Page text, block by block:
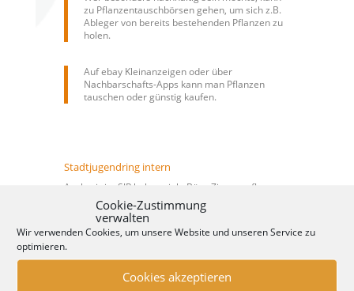
Cookie-Zustimmung
verwalten
Wir verwenden Cookies, um unsere Website und unseren Service zu
optimieren.
Cookies akzeptieren
zu Pflanzentauschbörsen gehen, um sich z.B.
Ableger von bereits bestehenden Pflanzen zu
holen.
Auf ebay Kleinanzeigen oder über
Nachbarschafts-Apps kann man Pflanzen
tauschen oder günstig kaufen.
Stadtjugendring intern
Auch wir im SJR haben viele Büro-Zimmerpflanzen.
Durch die gute Pflege sind manche Pflanzen schon
viele Jahre in unserem Besitz. In den letzten Jahren
gab es im Sommer immer eine kleine Gruppe, die
die Pflanzen umgetopft, gedüngt und gepflegt hat.
Aus manchen Pflanzen wurden Ableger
genommen, die nun zu neuen Pflanzen gewachsen